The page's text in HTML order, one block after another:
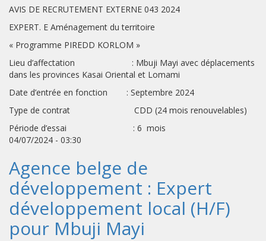
AVIS DE RECRUTEMENT EXTERNE 043 2024
EXPERT. E Aménagement du territoire
« Programme PIREDD KORLOM »
Lieu d’affectation : Mbuji Mayi avec déplacements
dans les provinces Kasai Oriental et Lomami
Date d’entrée en fonction : Septembre 2024
Type de contrat CDD (24 mois renouvelables)
Période d’essai : 6 mois
04/07/2024 - 03:30
Agence belge de
développement : Expert
développement local (H/F)
pour Mbuji Mayi